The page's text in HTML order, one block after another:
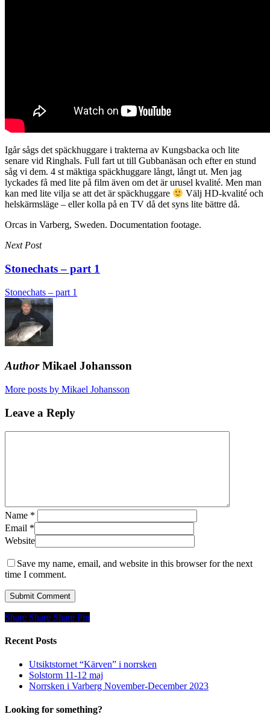
Igår sågs det späckhuggare i trakterna av Kungsbacka och lite
senare vid Ringhals. Full fart ut till Gubbanäsan och efter en stund
såg vi dem. 4 st mäktiga späckhuggare långt, långt ut. Men jag
lyckades få med lite på film även om det är urusel kvalité. Men man
kan med lite vilja se att det är späckhuggare
Välj HD-kvalité och
helskärmsläge – eller kolla på en TV då det syns lite bättre då.
Orcas in Varberg, Sweden. Documentation footage.
Next Post
Stonechats – part 1
Stonechats – part 1
AuthorMikael Johansson
More posts by Mikael Johansson
Leave a Reply
Name *
Email *
Website
Save my name, email, and website in this browser for the next
time I comment.
Share
Share Share Share Pin
Recent Posts
Utsiktstornet “Kärven” i norrsken
Solstorm 11-12 maj
Norrsken i Varberg November-December 2023
Looking for something?